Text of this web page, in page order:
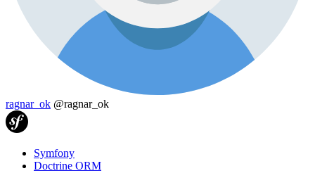
ragnar_ok @ragnar_ok
Symfony
Doctrine ORM